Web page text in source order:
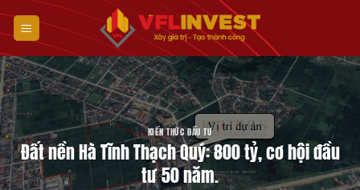
qua
nội
dung
KIẾN THỨC ĐẦU TƯ
Đất nền Hà Tĩnh Thạch Quý: 800 tỷ, cơ hội đầu
tư 50 năm.